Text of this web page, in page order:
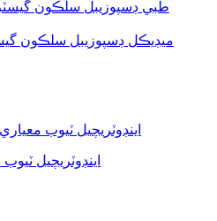
ميڊيڪل ڊسپوزيبل سلڪون